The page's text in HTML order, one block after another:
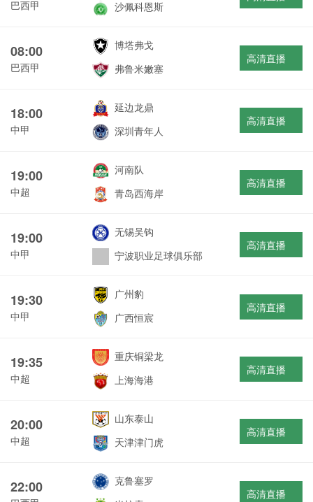
巴西甲
沙佩科恩斯
08:00
巴西甲
博塔弗戈
弗鲁米嫩塞
高清直播
18:00
中甲
延边龙鼎
深圳青年人
高清直播
19:00
中超
河南队
青岛西海岸
高清直播
19:00
中甲
无锡吴钩
宁波职业足球俱乐部
高清直播
19:30
中甲
广州豹
广西恒宸
高清直播
19:35
中超
重庆铜梁龙
上海海港
高清直播
20:00
中超
山东泰山
天津津门虎
高清直播
22:00
克鲁塞罗
高清直播